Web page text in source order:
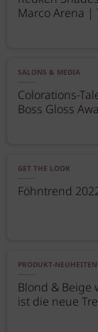
Marco Arena |
SALONS & MEDIA
Colorations-
Boss Gloss
GET THE LOOK
Föhntrend
PRODUKT-NEUHEITEN
Blond & Beige
ist die neue